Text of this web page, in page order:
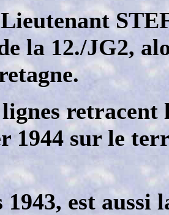
la 12./JG2,
lignes
1944 sur le
1943, est aussi